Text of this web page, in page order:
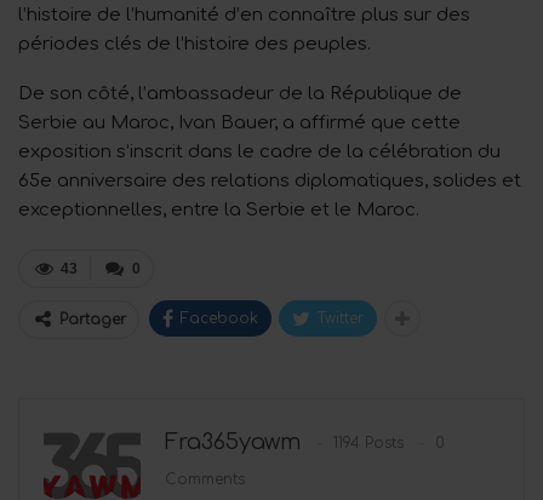
l’histoire de l’humanité d’en connaître plus sur des
périodes clés de l’histoire des peuples.
De son côté, l’ambassadeur de la République de
Serbie au Maroc, Ivan Bauer, a affirmé que cette
exposition s’inscrit dans le cadre de la célébration du
65e anniversaire des relations diplomatiques, solides et
exceptionnelles, entre la Serbie et le Maroc.
0
43
Partager Facebook Twitter
Fra365yawm 1194 Posts 0
Comments